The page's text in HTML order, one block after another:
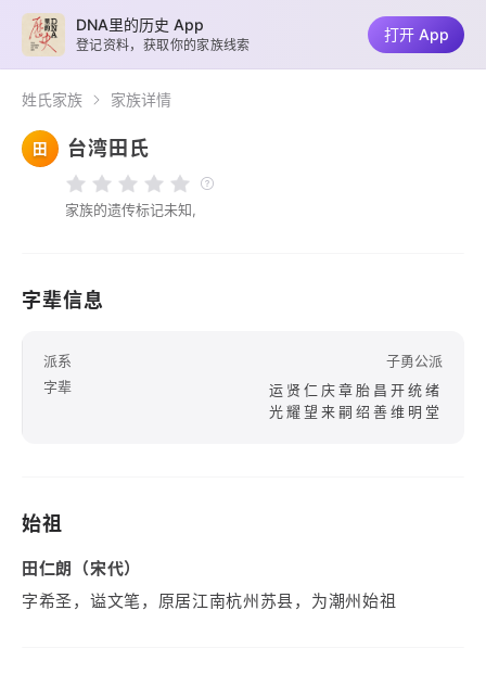
姓氏家族 家族详情
田 台湾田氏
家族的遗传标记未知,
字辈信息
派系
子勇公派
字辈
运贤仁庆章胎昌开统绪
光耀望来嗣绍善维明堂
始祖
田仁朗（宋代）
字希圣，谥文笔，原居江南杭州苏县，为潮州始祖
DNA里的历史 App
登记资料，获取你的家族线索
打开 App